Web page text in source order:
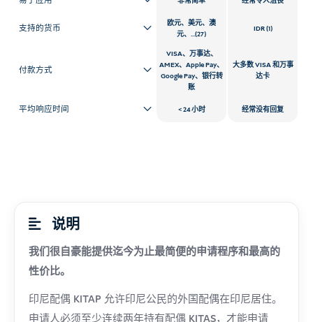
支持的货币
欧元、美元、澳
元、...(27)
IDR (1)
付款方式
VISA、万事达、
AMEX、Apple Pay、
Google Pay、银行转
账
大多数 VISA 和万事
达卡
平均响应时间 24 小时 经常没有回复
说明
我们很自豪能提供迄今为止最简便的申请程序和最高的
性价比。
印尼配偶 KITAP 允许印尼公民的外国配偶在印尼居住。